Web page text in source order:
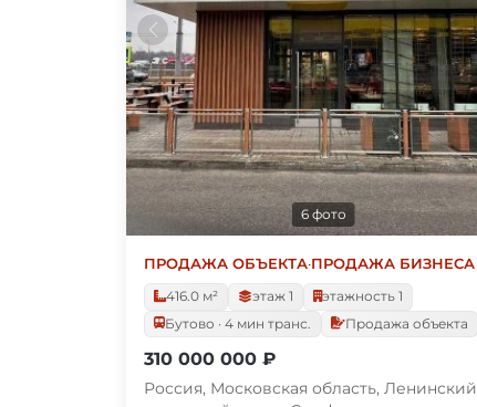
6 фото
ПРОДАЖА ОБЪЕКТА·ПРОДАЖА БИЗНЕСА
416.0 м²
этаж 1
этажность 1
Бутово · 4 мин транс.
Продажа объекта
310 000 000 ₽
Россия, Московская область, Ленинский